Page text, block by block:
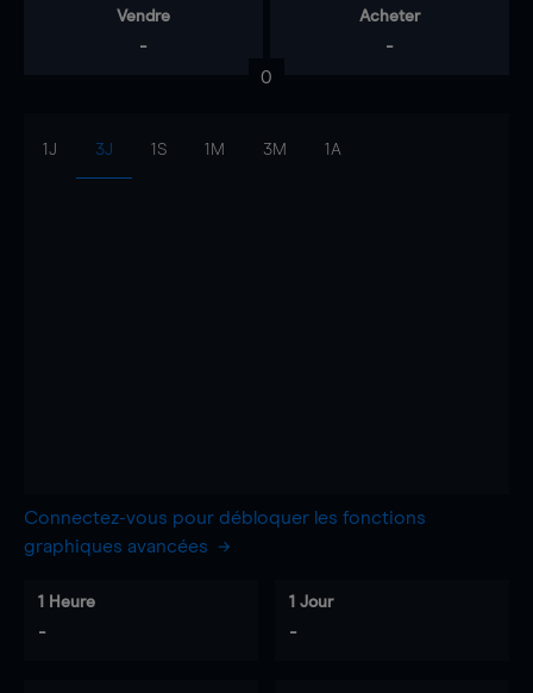
Vendre
-
Acheter
-
0
1J 3J 1S 1M 3M 1A
Connectez-vous pour débloquer les fonctions
graphiques avancées
1 Heure
-
1 Jour
-